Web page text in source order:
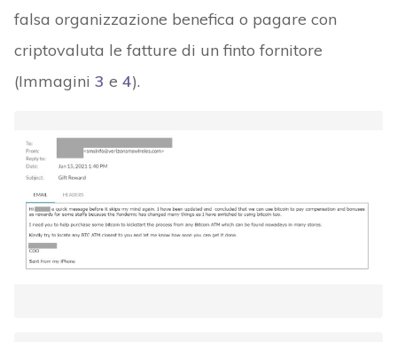
falsa organizzazione benefica o pagare con
criptovaluta le fatture di un finto fornitore
(Immagini 3 e 4).